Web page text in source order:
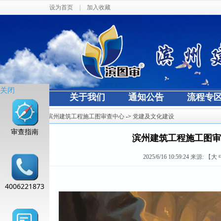
设为首页 加入收藏
网站首页 关于我们 通知公告 流程专
当前位置： 滨州建筑工程施工图审查中心 -> 党建及文化建设
滨州建筑工程施工图
2025/6/16 10:59:24 来源: 【 大
关闭
审查指南
4006221873